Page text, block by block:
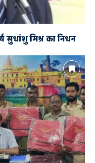
सुधांशु मिश्र का निधन